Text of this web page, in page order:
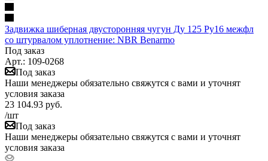
Задвижка шиберная двусторонняя чугун Ду 125 Ру16 межфл
со штурвалом уплотнение: NBR Benarmo
Под заказ
Арт.: 109-0268
Под заказ
Наши менеджеры обязательно свяжутся с вами и уточнят
условия заказа
23 104.93 руб.
/шт
Под заказ
Наши менеджеры обязательно свяжутся с вами и уточнят
условия заказа